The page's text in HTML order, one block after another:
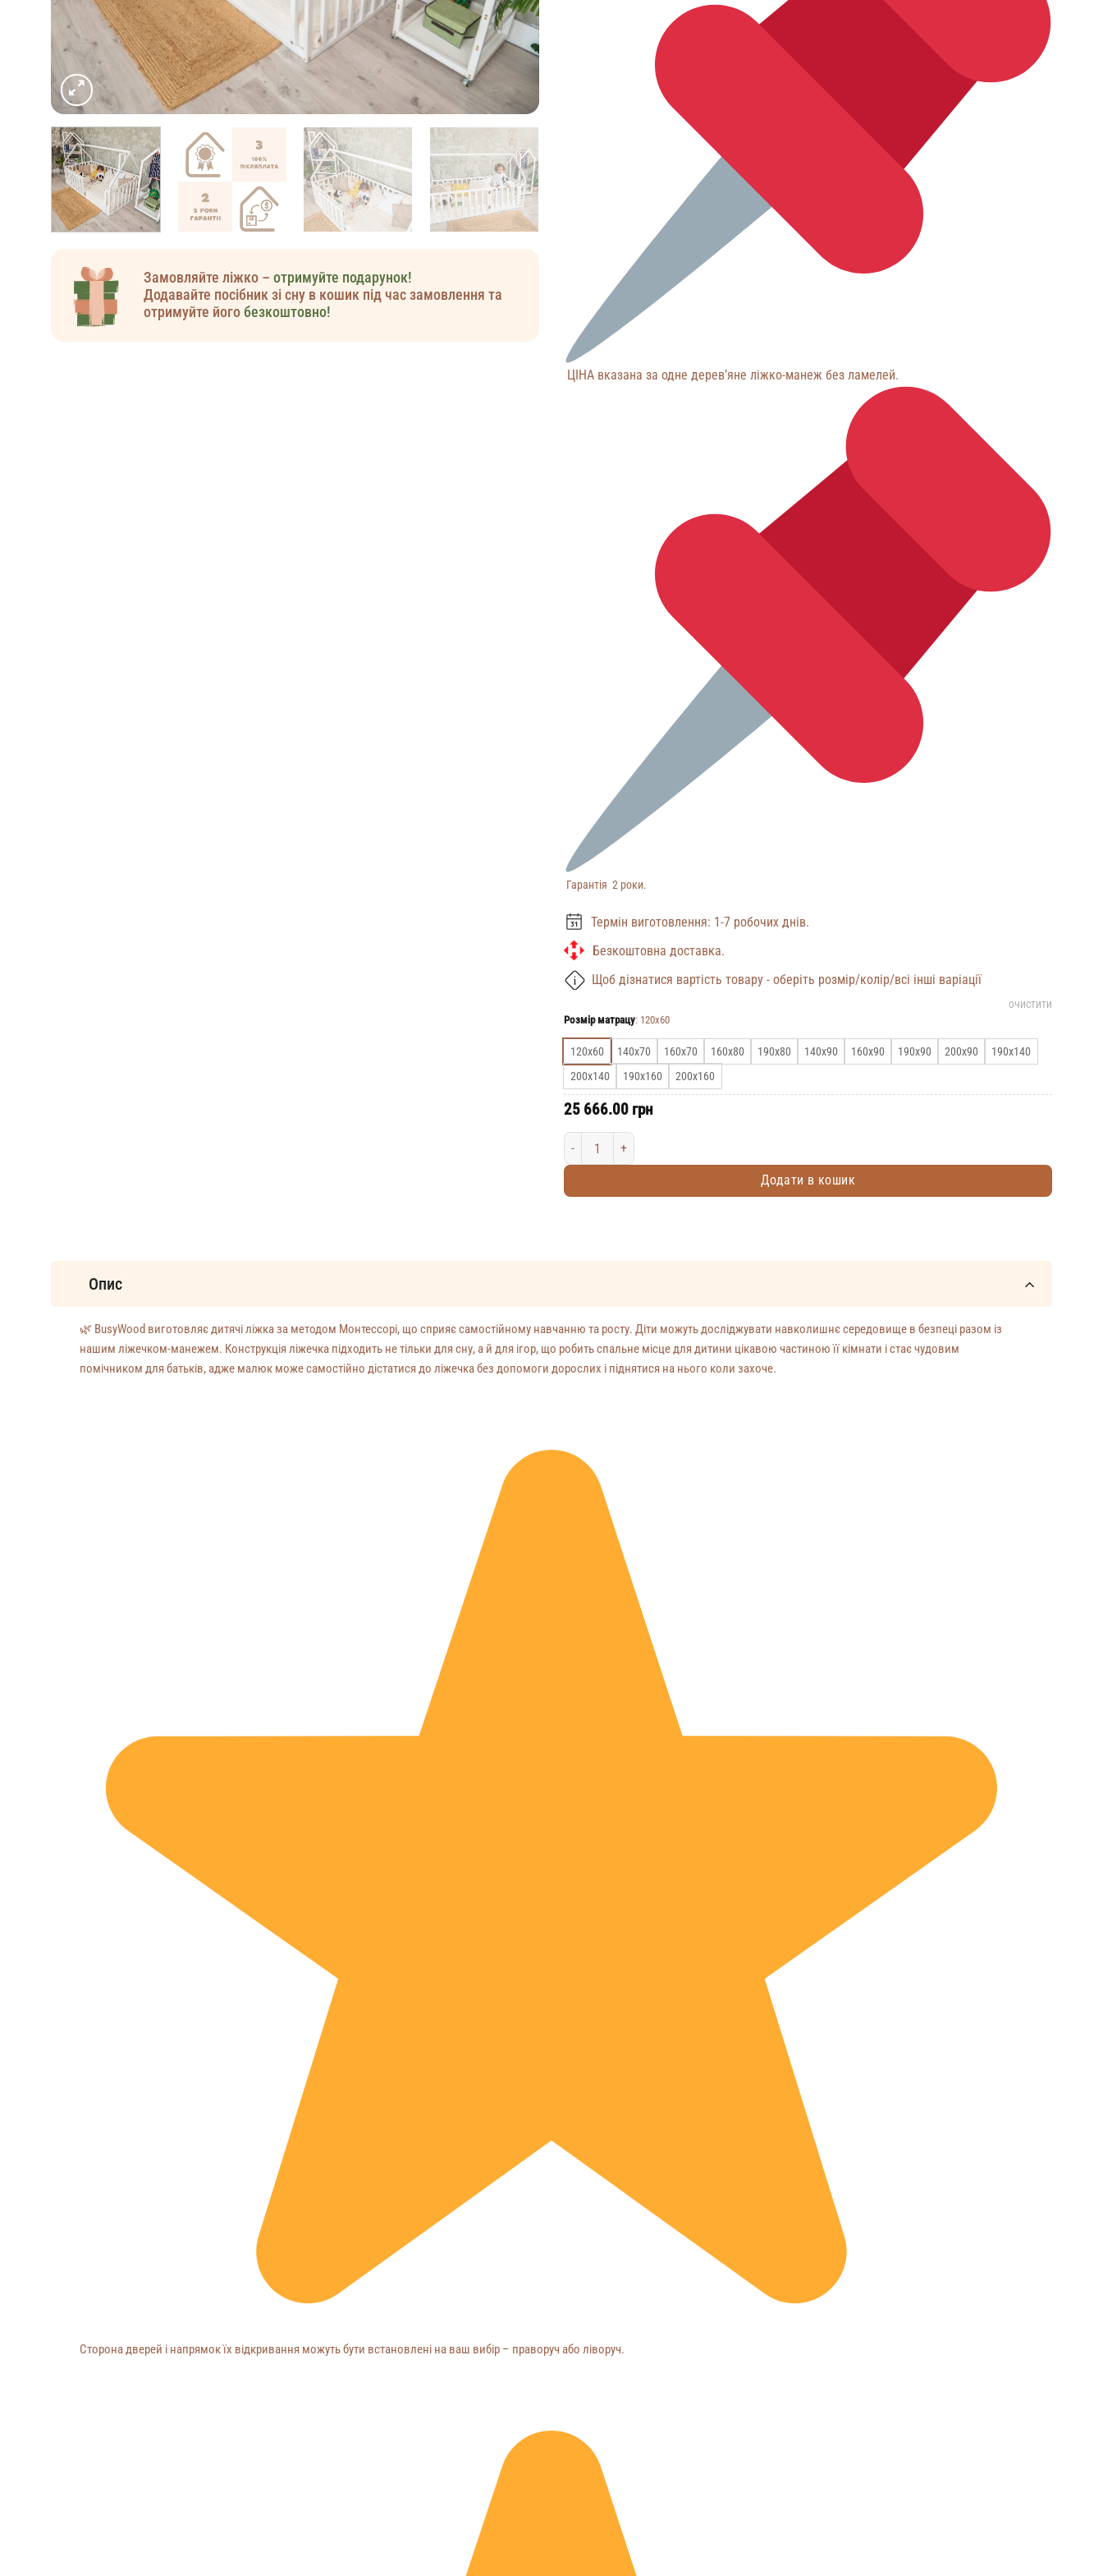
Замовляйте ліжко – отримуйте подарунок!
Додавайте посібник зі сну в кошик під час замовлення та
отримуйте його безкоштовно!
ЦІНА вказана за одне дерев’яне ліжко-манеж без ламелей.
Гарантія 2 роки.
Термін виготовлення: 1-7 робочих днів.
Безкоштовна доставка.
Щоб дізнатися вартість товару - оберіть розмір/колір/всі інші варіації
Розмір матрацу: 120х60
120х60 140х70 160х70 160х80 190х80 140х90 160х90 190х90 200х90
190х140
200х140
190х160 200х160
ОЧИСТИТИ
25 666.00 грн
Дитячий манеж-дім Монтессорі Модель 6/17 Білий колір кількість
Додати в кошик
Опис
🌿 BusyWood виготовляє дитячі ліжка за методом Монтессорі, що сприяє самостійному навчанню та росту. Діти можуть досліджувати навколишнє середовище в безпеці разом із
нашим ліжечком-манежем. Конструкція ліжечка підходить не тільки для сну, а й для ігор, що робить спальне місце для дитини цікавою частиною її кімнати і стає чудовим
помічником для батьків, адже малюк може самостійно дістатися до ліжечка без допомоги дорослих і піднятися на нього коли захоче.
Сторона дверей і напрямок їх відкривання можуть бути встановлені на ваш вибір – праворуч або ліворуч.